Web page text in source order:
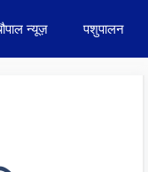
न्यूज़ पशुपालन